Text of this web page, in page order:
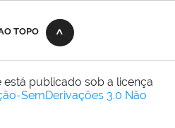
TOPO
publicado sob a licença
SemDerivações 3.0 Não